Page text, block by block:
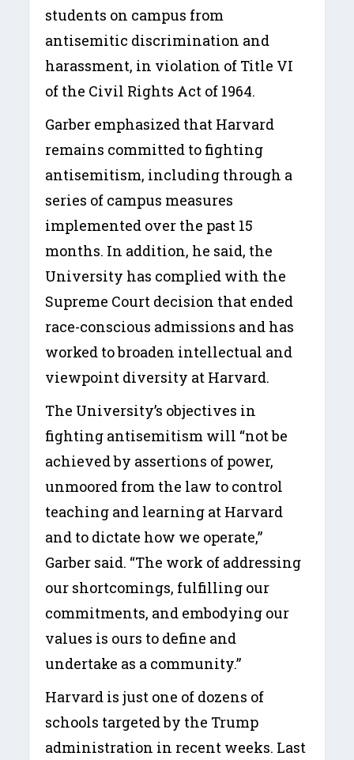
students on campus from
antisemitic discrimination and
harassment, in violation of Title VI
of the Civil Rights Act of 1964.
Garber emphasized that Harvard
remains committed to fighting
antisemitism, including through a
series of campus measures
implemented over the past 15
months. In addition, he said, the
University has complied with the
Supreme Court decision that ended
race-conscious admissions and has
worked to broaden intellectual and
viewpoint diversity at Harvard.
The University’s objectives in
fighting antisemitism will “not be
achieved by assertions of power,
unmoored from the law to control
teaching and learning at Harvard
and to dictate how we operate,”
Garber said. “The work of addressing
our shortcomings, fulfilling our
commitments, and embodying our
values is ours to define and
undertake as a community.”
Harvard is just one of dozens of
schools targeted by the Trump
administration in recent weeks. Last